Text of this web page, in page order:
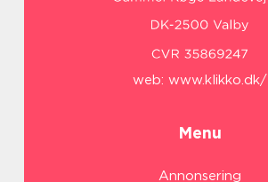
web: www.klikko.dk/
Menu
Annonsering